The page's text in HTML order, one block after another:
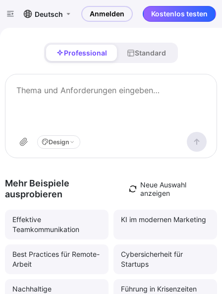
Deutsch Anmelden Kostenlos testen
Professional Standard
Design
Mehr Beispiele
ausprobieren
Neue Auswahl
anzeigen
Effektive
Teamkommunikation
KI im modernen Marketing
Best Practices für Remote-
Arbeit
Cybersicherheit für
Startups
Nachhaltige
Führung in Krisenzeiten